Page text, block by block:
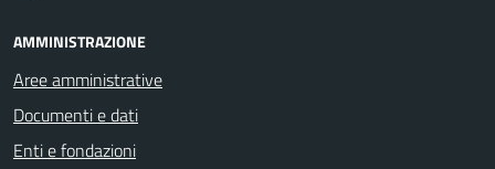
AMMINISTRAZIONE
Aree amministrative
Documenti e dati
Enti e fondazioni